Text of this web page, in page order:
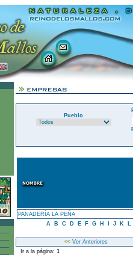
Pueblo
PANADERÍA LA PEÑA
A
B C D E F G H J K L
<<Ver Anteriores
Ir a la página: 1